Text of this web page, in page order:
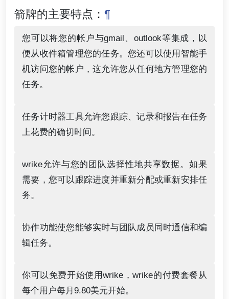
箭牌的主要特点： ¶
您可以将您的帐户与gmail、outlook等集成，以
便从收件箱管理您的任务。您还可以使用智能手
机访问您的帐户，这允许您从任何地方管理您的
任务。
任务计时器工具允许您跟踪、记录和报告在任务
上花费的确切时间。
wrike允许与您的团队选择性地共享数据。如果
需要，您可以跟踪进度并重新分配或重新安排任
务。
协作功能使您能够实时与团队成员同时通信和编
辑任务。
你可以免费开始使用wrike，wrike的付费套餐从
每个用户每月9.80美元开始。